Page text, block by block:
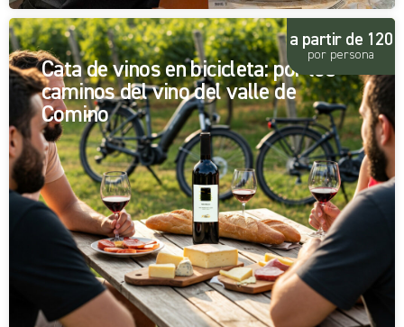
Cata de vinos en bicicleta: por los
caminos del vino del valle de
Comino
a partir de 120
por persona